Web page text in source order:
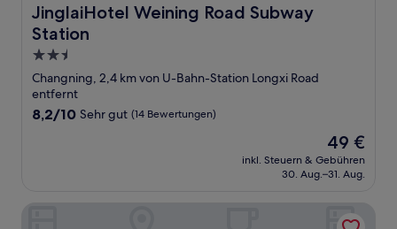
JinglaiHotel Weining Road Subway
Station
JinglaiHotel Weining Road Subway Station
2.5-
Sterne-
Unterkunft
Changning, 2,4 km von U-Bahn-Station Longxi Road
entfernt
8.2
Bewertungen)
8,2/10 Sehr gut (14 Bewertungen)
Der
Preis
beträgt
49 €
inkl. Steuern & Gebühren
30. Aug.–31. Aug.